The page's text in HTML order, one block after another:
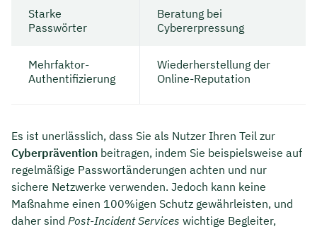
Starke
Passwörter
Beratung bei
Cybererpressung
Mehrfaktor-
Authentifizierung
Wiederherstellung der
Online-Reputation
Es ist unerlässlich, dass Sie als Nutzer Ihren Teil zur
Cyberprävention beitragen, indem Sie beispielsweise auf
regelmäßige Passwortänderungen achten und nur
sichere Netzwerke verwenden. Jedoch kann keine
Maßnahme einen 100%igen Schutz gewährleisten, und
daher sind Post-Incident Services wichtige Begleiter,